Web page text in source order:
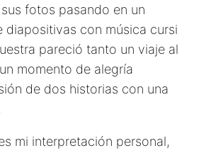
fotos pasando en un
diapositivas con música cursi
pareció tanto un viaje al
momento de alegría
de dos historias con una
mi interpretación personal,